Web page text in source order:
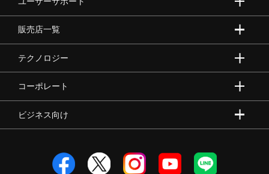
販売店一覧
テクノロジー
コーポレート
ビジネス向け